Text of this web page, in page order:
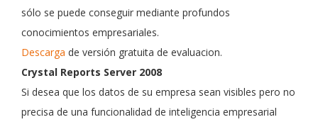
sólo se puede conseguir mediante profundos
conocimientos empresariales.
Descarga de versión gratuita de evaluacion.
Crystal Reports Server 2008
Si desea que los datos de su empresa sean visibles pero no
precisa de una funcionalidad de inteligencia empresarial